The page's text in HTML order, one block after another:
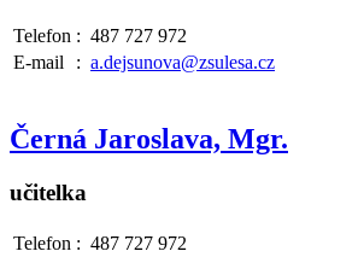
Telefon : 487 727 972
E-mail
: a.dejsunova@zsulesa.cz
Černá Jaroslava, Mgr.
učitelka
Telefon : 487 727 972